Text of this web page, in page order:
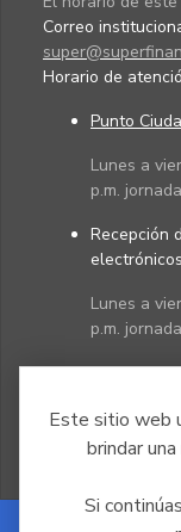
Este sitio web
brindar
Si
Correo
Horario de
Punto
Lunes a
p.m.
Recepción
Lunes a
p.m.